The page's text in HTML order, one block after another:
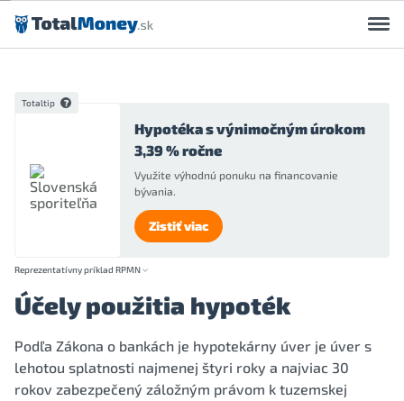
Preskočiť na obsah
Totaltip
Hypotéka s výnimočným úrokom
3,39 % ročne
Využite výhodnú ponuku na financovanie
bývania.
Zistiť viac
Reprezentatívny príklad RPMN
Účely použitia hypoték
Podľa Zákona o bankách je hypotekárny úver je úver s
lehotou splatnosti najmenej štyri roky a najviac 30
rokov zabezpečený záložným právom k tuzemskej